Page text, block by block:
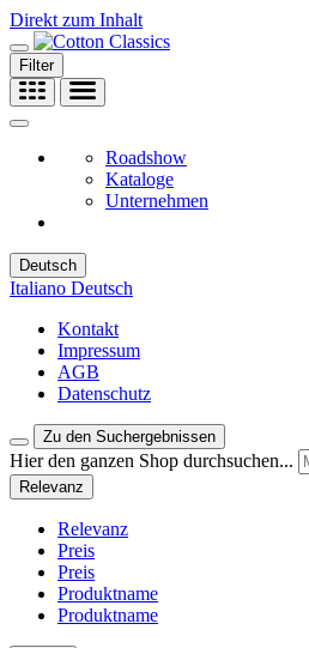
Direkt zum Inhalt
Filter
Roadshow
Kataloge
Unternehmen
Deutsch
Italiano Deutsch
Kontakt
Impressum
AGB
Datenschutz
Zu den Suchergebnissen
Hier den ganzen Shop durchsuchen...
Relevanz
Relevanz
Preis
Preis
Produktname
Produktname